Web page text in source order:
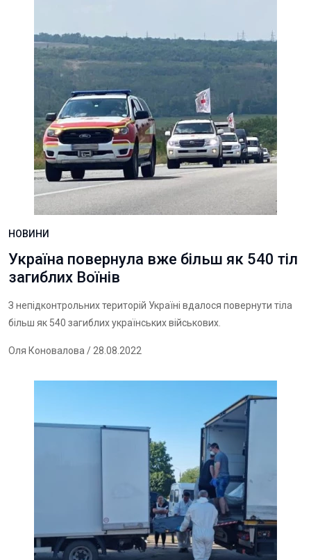
НОВИНИ
Україна повернула вже більш як 540 тіл
загиблих Воїнів
З непідконтрольних територій Україні вдалося повернути тіла
більш як 540 загиблих українських військових.
Оля Коновалова / 28.08.2022